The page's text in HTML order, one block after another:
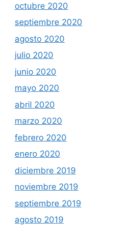
octubre 2020
septiembre 2020
agosto 2020
julio 2020
junio 2020
mayo 2020
abril 2020
marzo 2020
febrero 2020
enero 2020
diciembre 2019
noviembre 2019
septiembre 2019
agosto 2019